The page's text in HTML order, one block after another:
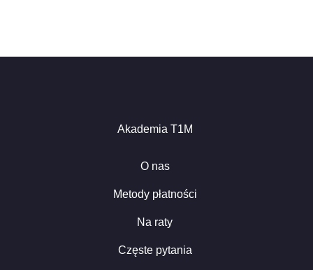
Akademia T1M
O nas
Metody płatności
Na raty
Częste pytania